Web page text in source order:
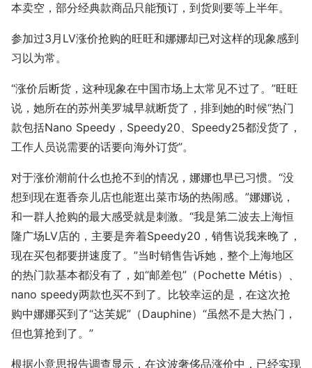
本卖空，部分经典款商品只能预订，到货则要等上半年。
参加过3月LV涨价抢购的旺旺和娜娜却已对这样的现象感到
习以为常。
“涨价后断货，这种现象在中国市场上太常见不过了。”旺旺
说，她所在的苏州美罗城早就断货了，排到她的时候“热门
款包括Nano Speedy，Speedy20、Speedy25都没货了，
工作人员说需要的话要向海外订货”。
对于涨价潮前什么也抢不到的情况，娜娜也早已习惯。“没
想到现在逛香奈儿店也能逛出菜市场的热闹感。”娜娜说，
和一群人抢购的最大感受就是刺激。“我是第二波去上海恒
隆广场LV店的，主要是奔着Speedy20，销售说我来晚了，
现在买包都要拼速度了。”当时销售告诉她，整个上海地区
的热门款基本都没有了，如“邮差包”（Pochette Métis）、
nano speedy两款也买不到了。比较幸运的是，在这次抢
购中娜娜买到了“达芙妮”（Dauphine）“虽然不是大热门，
但也算抢到了。”
根据小意思报告调查显示，在这波奢侈品涨价中，已经实现